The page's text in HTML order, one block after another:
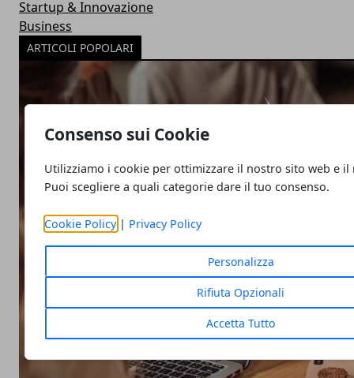
Consenso sui Cookie
Utilizziamo i cookie per ottimizzare il nostro sito web e il
Puoi scegliere a quali categorie dare il tuo consenso.
Cookie Policy| Privacy Policy
Personalizza
Rifiuta Opzionali
Accetta Tutto
Startup & Innovazione
Business
ARTICOLI POPOLARI